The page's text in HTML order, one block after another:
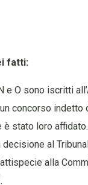
fatti:
e O sono iscritti
concorso indetto
stato loro
al
alla